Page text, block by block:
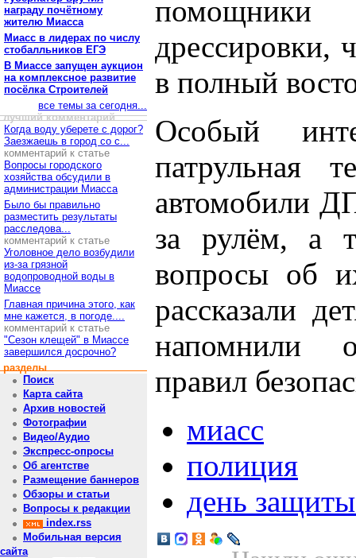
награду почётному
жителю Миасса
Миасс в лидерах по числу
стобалльников ЕГЭ
В Миассе запущен аукцион
на комплексное развитие
посёлка Строителей
все темы за сегодня...
лучший комментарий
Когда воду уберете с дорог?
Заезжаешь в город со с...
комментарий к статье
Вопросы городского
хозяйства обсудили в
администрации Миасса
Было бы правильно
разместить результаты
расследова...
комментарий к статье
Уголовное дело возбудили
из-за грязной
водопроводной воды в
Миассе
Главная причина этого, как
мне кажется, в погоде....
комментарий к статье
"Сезон клещей" в Миассе
завершился досрочно?
разделы
Поиск
Карта сайта
Архив новостей
Фотографии
Видео/Аудио
Экспресс-опросы
Об агентстве
Размещение баннеров
Обзоры и статьи
Вопросы к редакции
index.rss
Мобильная версия
сайта
дрессировки,
в полный
Особый
патрульная
автомобили
за рулём, а
вопросы об
рассказали
напомнили
правил
миасс
полиция
день